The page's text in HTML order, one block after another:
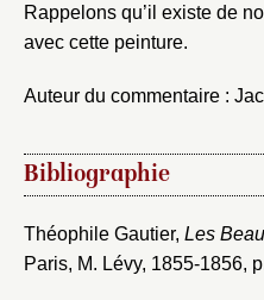
Rappelons qu’il existe de
avec cette peinture.
Auteur du commentaire :
Bibliographie
Théophile Gautier, Les
Paris, M. Lévy, 1855-1856,